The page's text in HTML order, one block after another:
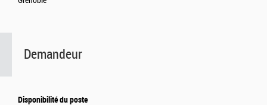
Demandeur
Disponibilité du poste